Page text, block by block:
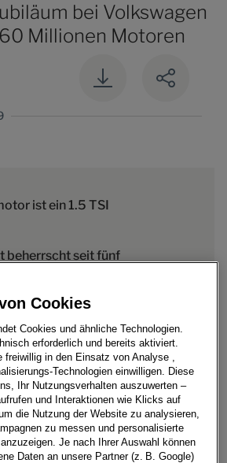
bei Volkswagen
Millionen Motoren
ist ein 1.5 TSI
beherrscht seit fünf
und Kompetenz des
fließen jetzt in die
für die E-Mobilität
Cookies
Cookies und ähnliche Technologien.
erforderlich und bereits aktiviert.
in den Einsatz von Analyse ,
Technologien einwilligen. Diese
Ihr Nutzungsverhalten auszuwerten –
und Interaktionen wie Klicks auf
die Nutzung der Website zu analysieren,
zu messen und personalisierte
Je nach Ihrer Auswahl können
Daten an unsere Partner (z. B. Google)